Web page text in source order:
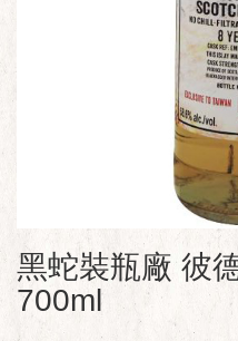
黑蛇裝瓶廠 彼
700ml